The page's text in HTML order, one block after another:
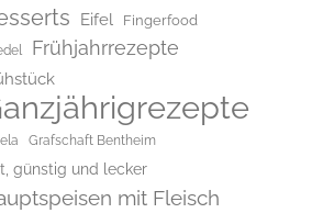
Eifel Fingerfood
Frühjahrrezepte
Grafschaft Bentheim
günstig und lecker
mit Fleisch